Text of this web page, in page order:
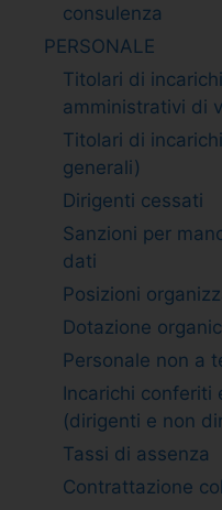
consulenza
PERSONALE
Titolari di
amministrativi di
Titolari di
generali)
Dirigenti cessati
Sanzioni per
dati
Posizioni
Dotazione
Personale non a
Incarichi conferiti
(dirigenti e non
Tassi di assenza
Contrattazione